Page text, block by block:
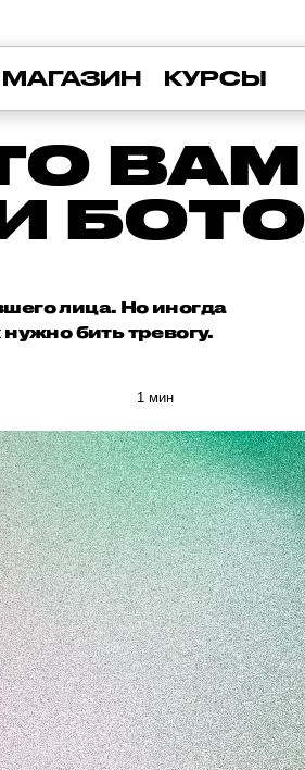
МАГАЗИН КУРСЫ
ВАМ
лица. Но иногда
бить тревогу.
1 мин